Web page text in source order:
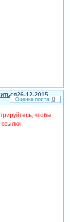
26-12-2015
чтобы
ссылки
0